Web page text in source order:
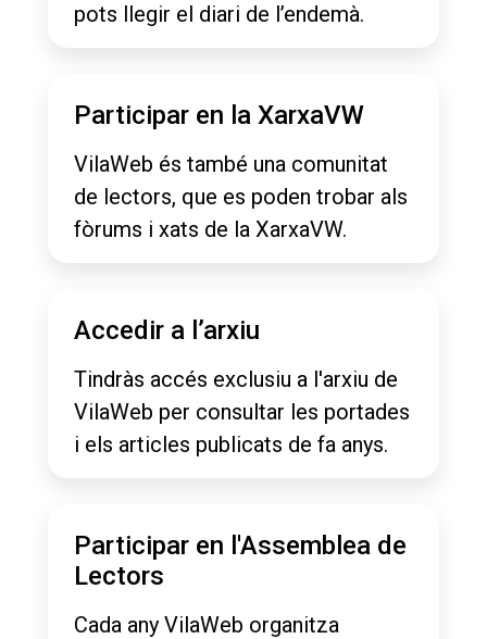
pots llegir el diari de l’endemà.
Participar en la XarxaVW
VilaWeb és també una comunitat
de lectors, que es poden trobar als
fòrums i xats de la XarxaVW.
Accedir a l’arxiu
Tindràs accés exclusiu a l'arxiu de
VilaWeb per consultar les portades
i els articles publicats de fa anys.
Participar en l'Assemblea de
Lectors
Cada any VilaWeb organitza